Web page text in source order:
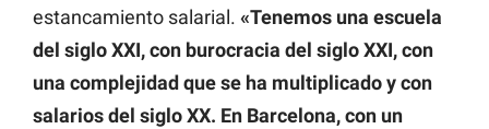
estancamiento salarial. «Tenemos una escuela
del siglo XXI, con burocracia del siglo XXI, con
una complejidad que se ha multiplicado y con
salarios del siglo XX. En Barcelona, con un